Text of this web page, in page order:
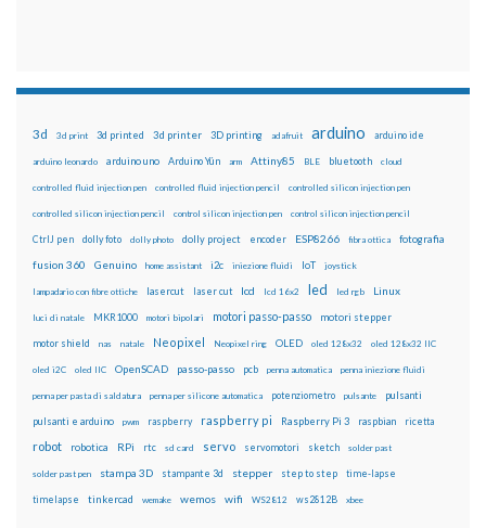
3d 3d print 3d printed 3d printer 3D printing adafruit arduino arduino ide
arduino leonardo arduino uno Arduino Yún arm Attiny85 BLE bluetooth cloud
controlled fluid injection pen controlled fluid injection pencil controlled silicon injection pen
controlled silicon injection pencil control silicon injection pen control silicon injection pencil
CtrlJ pen dolly foto dolly photo dolly project encoder ESP8266 fibra ottica fotografia
fusion 360 Genuino home assistant i2c iniezione fluidi IoT joystick
lampadario con fibre ottiche lasercut laser cut lcd lcd 16x2 led led rgb Linux
luci di natale MKR1000 motori bipolari motori passo-passo motori stepper
motor shield nas natale Neopixel Neopixel ring OLED oled 128x32 oled 128x32 IIC
oled i2C oled IIC OpenSCAD passo-passo pcb penna automatica penna iniezione fluidi
penna per pasta di saldatura penna per silicone automatica potenziometro pulsante pulsanti
pulsanti e arduino pwm raspberry raspberry pi Raspberry Pi 3 raspbian ricetta
robot robotica RPi rtc sd card servo servomotori sketch solder past
solder past pen stampa 3D stampante 3d stepper step to step time-lapse
timelapse tinkercad wemake wemos wifi WS2812 ws2812B xbee